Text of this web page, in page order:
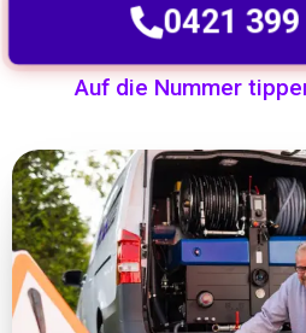
0421
Auf die Nummer